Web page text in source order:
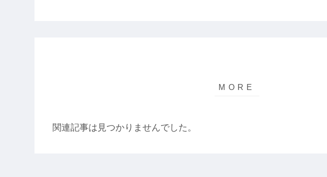
関連記事は見つかりませんでした。